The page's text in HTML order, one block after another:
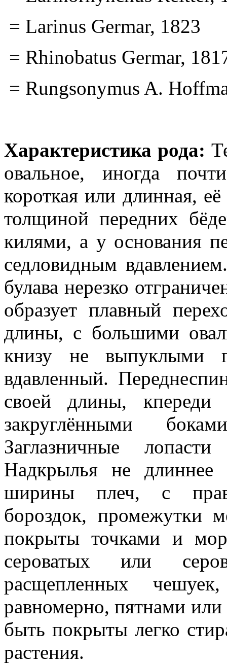
= Larinus Germar, 1823
= Rhinobatus Germar,
= Rungsonymus A.
Характеристика рода:
овальное, иногда
короткая или длинная,
толщиной передних
килями, а у основания
седловидным
булава нерезко
образует плавный
длины, с большими
книзу не выпуклыми
вдавленный.
своей длины,
закруглёнными
Заглазничные
Надкрылья не
ширины плеч, с
бороздок, промежутки
покрыты точками и
сероватых или
расщепленных
равномерно, пятнами
быть покрыты легко
растения.